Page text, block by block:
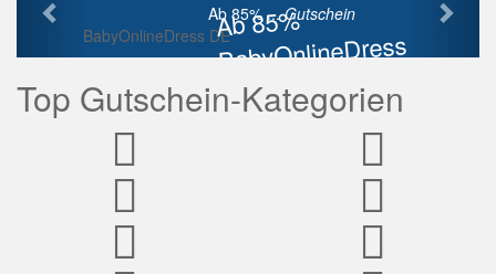
Ab 85%
BabyOnlineDress
Rabatt
Ab 85% ...Gutschein
BabyOnlineDress DE
Top Gutschein-Kategorien